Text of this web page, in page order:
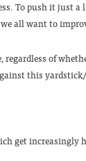
To push it just
all want to
regardless of
this
get